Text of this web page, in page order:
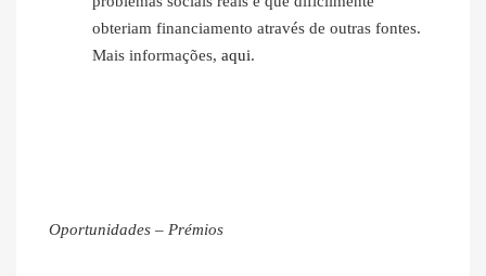
obteriam financiamento através de outras fontes.
Mais informações, aqui.
Oportunidades – Prémios